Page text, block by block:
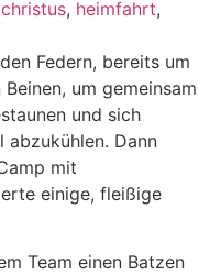
christus, heimfahrt,
Federn, bereits um
um gemeinsam
und sich
Dann
mit
einige, fleißige
Team einen Batzen